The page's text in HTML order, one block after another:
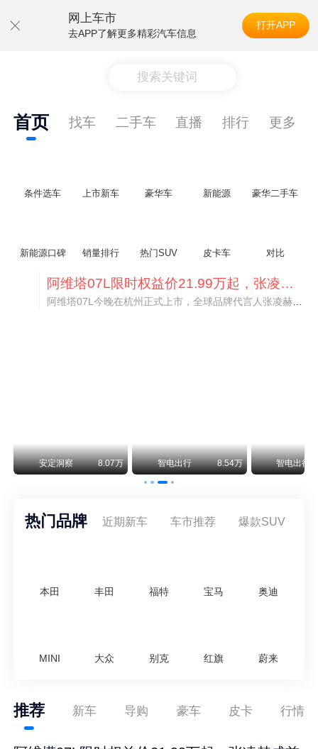
网上车市
去APP了解更多精彩汽车信息
打开APP
搜索关键词
首页 找车 二手车 直播 排行 更多
条件选车 上市新车 豪华车 新能源 豪华二手车
新能源口碑 销量排行 热门SUV 皮卡车 对比
阿维塔07L限时权益价21.99万起，张凌赫成首位车主
阿维塔07L今晚在杭州正式上市，全球品牌代言人张凌赫现场提车，成为这台车的第一位主人。三个版本：Elite纯电版22.99万，Max+后驱纯电版24.99万，Ultra三电机四驱版27.99万。
安定洞察 8.07万 智电出行 8.54万 智电出行
热门品牌 近期新车 车市推荐 爆款SUV
本田 丰田 福特 宝马 奥迪
MINI 大众 别克 红旗 蔚来
推荐 新车 导购 豪车 皮卡 行情